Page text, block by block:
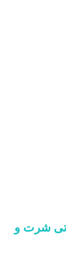
تی شرت و